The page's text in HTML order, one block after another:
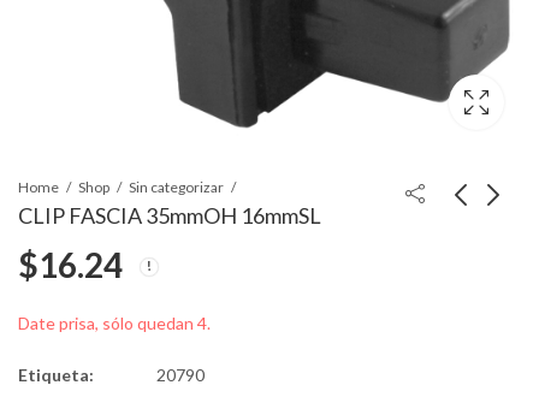
Home Shop Sin categorizar
CLIP FASCIA 35mmOH 16mmSL
$16.24
Date prisa, sólo quedan 4.
Etiqueta: 20790